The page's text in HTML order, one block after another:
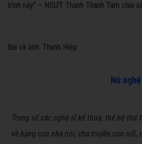
trình này” – NSƯT Thanh Thanh Tâm chia
Bài và ảnh: Thanh Hiệp
Nữ
Trong số các nghệ sĩ kế thừa, thế hệ thứ
về hạng con nhà nòi, cha truyền con nối,